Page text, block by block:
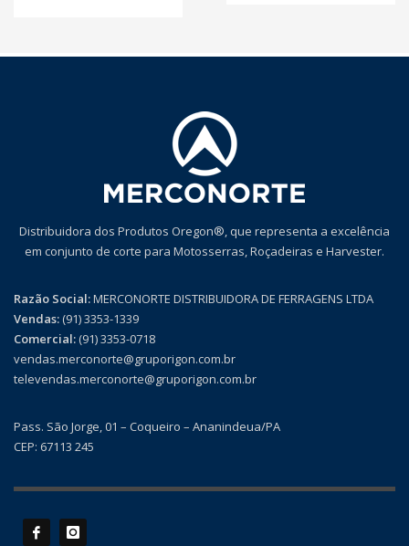
Distribuidora dos Produtos Oregon®, que representa a excelência
em conjunto de corte para Motosserras, Roçadeiras e Harvester.
Razão Social:MERCONORTE DISTRIBUIDORA DE FERRAGENS LTDA
Vendas:(91) 3353-1339
Comercial:(91) 3353-0718
vendas.merconorte@gruporigon.com.br
televendas.merconorte@gruporigon.com.br
Pass. São Jorge, 01 – Coqueiro – Ananindeua/PA
CEP: 67113 245